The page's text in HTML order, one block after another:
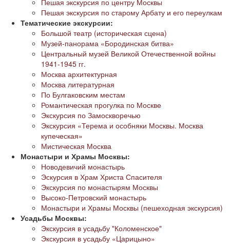
Пешая экскурсия по центру Москвы
Пешая экскурсия по старому Арбату и его переулкам
Тематические экскурсии:
Большой театр (историческая сцена)
Музей-панорама «Бородинская битва»
Центральный музей Великой Отечественной войны
1941-1945 гг.
Москва архитектурная
Москва литературная
По Булгаковским местам
Романтическая прогулка по Москве
Экскурсия по Замоскворечью
Экскурсия «Терема и особняки Москвы. Москва
купеческая»
Мистическая Москва
Монастыри и Храмы Москвы:
Новодевичий монастырь
Эскурсия в Храм Христа Спасителя
Экскурсия по монастырям Москвы
Высоко-Петровский монастырь
Монастыри и Храмы Москвы (пешеходная экскурсия)
Усадьбы Москвы:
Экскурсия в усадьбу "Коломенское"
Экскурсия в усадьбу «Царицыно»